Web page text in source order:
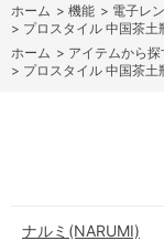
ホーム > 機能 > 電子レ
> プロスタイル 中国茶
ホーム > アイテムから探
> プロスタイル 中国茶
ナルミ(NARUMI)